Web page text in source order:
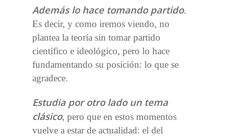
Además lo hace tomando partido.
Es decir, y como iremos viendo, no
plantea la teoría sin tomar partido
científico e ideológico, pero lo hace
fundamentando su posición: lo que se
agradece.
Estudia por otro lado un tema
clásico, pero que en estos momentos
vuelve a estar de actualidad: el del